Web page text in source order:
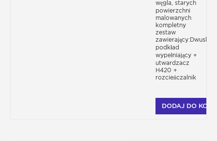
węgla, starych
powierzchni
malowanych
kompletny
zestaw
podkład
wypełniający +
utwardzacz
H420 +
rozcieńczalnik
DODAJ DO